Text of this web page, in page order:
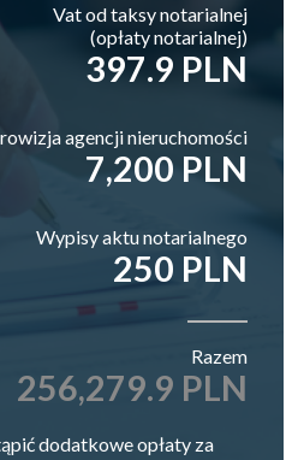
Vat od taksy notarialnej
(opłaty notarialnej)
397.9 PLN
agencji nieruchomości
7,200 PLN
Wypisy aktu notarialnego
250 PLN
Razem
256,279.9 PLN
dodatkowe opłaty za